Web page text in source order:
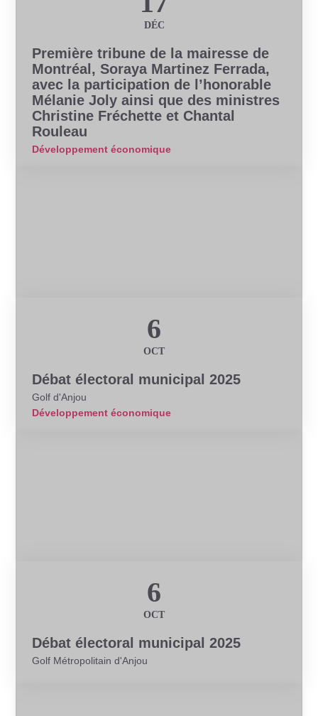
DÉC
Première tribune de la mairesse de
Montréal, Soraya Martinez Ferrada,
avec la participation de l’honorable
Mélanie Joly ainsi que des ministres
Christine Fréchette et Chantal
Rouleau
Développement économique
6
OCT
Débat électoral municipal 2025
Golf d'Anjou
Développement économique
6
OCT
Débat électoral municipal 2025
Golf Métropolitain d'Anjou